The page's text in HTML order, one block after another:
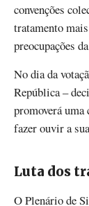
convenções
tratamento
preocupações
No dia da
República –
promoverá uma
fazer ouvir a
Luta dos
O Plenário de